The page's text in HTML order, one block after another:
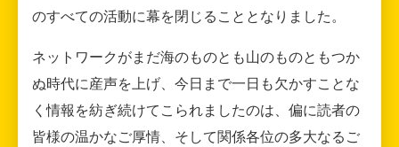
のすべての活動に幕を閉じることとなりました。
ネットワークがまだ海のものとも山のものともつか
ぬ時代に産声を上げ、今日まで一日も欠かすことな
く情報を紡ぎ続けてこられましたのは、偏に読者の
皆様の温かなご厚情、そして関係各位の多大なるご